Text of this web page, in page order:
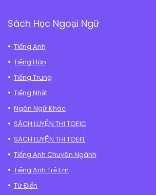
Sách Học Ngoại Ngữ
Tiếng Anh
Tiếng Hàn
Tiếng Trung
Tiếng Nhật
Ngôn Ngữ Khác
SÁCH LUYỆN THI TOEIC
SÁCH LUYỆN THI TOEFL
Tiếng Anh Chuyên Ngành
Tiếng Anh Trẻ Em
Từ Điển